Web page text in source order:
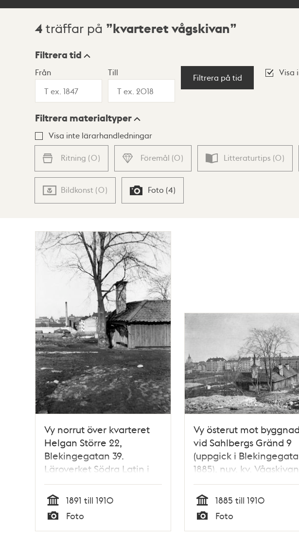
Sökresultat
4 träffar på kvarteret vågskivan
Visningsläge
Lista Karta
Filtrera tid
Från Till
Filtrera på tid
Visa
Filtrera materialtyper
Visa inte lärarhandledningar
Ritning (0) Föremål (0) Litteraturtips (0)
Bildkonst (0) Foto (4)
Vy norrut över kvarteret
Helgan Större 22,
Blekingegatan 39.
Läroverket Södra Latin i
fonden.
Tid
1891 till 1910
Typ
Foto
Vy österut mot
vid Sahlbergs Gränd 9
(uppgick i
1885), nuv. kv.
fonden ligger husen
Götgatan 71-79, kv.
Prismat och Pyramiden
Tid
1885 till 1910
Typ
Foto